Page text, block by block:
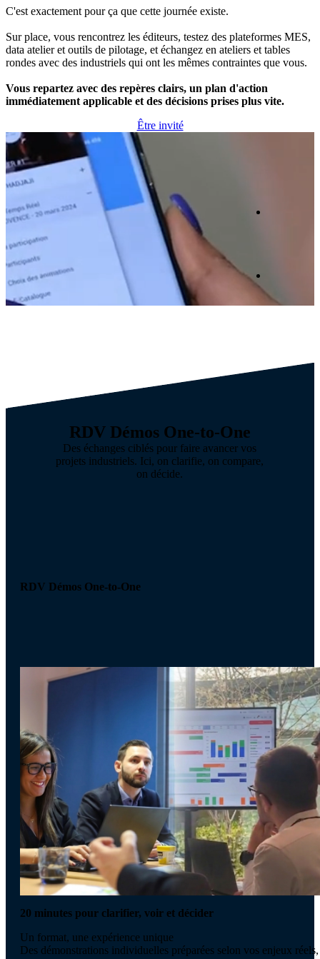
C'est exactement pour ça que cette journée existe.
Sur place, vous rencontrez les éditeurs, testez des plateformes MES,
data atelier et outils de pilotage, et échangez en ateliers et tables
rondes avec des industriels qui ont les mêmes contraintes que vous.
Vous repartez avec des repères clairs, un plan d'action
immédiatement applicable et des décisions prises plus vite.
Être invité
RDV Démos One-to-One
Des échanges ciblés pour faire avancer vos
projets industriels. Ici, on clarifie, on compare,
on décide.
RDV Démos One-to-One
20 minutes pour clarifier, voir et décider
Un format, une expérience unique
Des démonstrations individuelles préparées selon vos enjeux réels,